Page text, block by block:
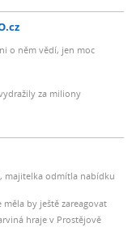
o něm vědí, jen moc
za miliony
majitelka odmítla nabídku
by ještě zareagovat
hraje v Prostějově